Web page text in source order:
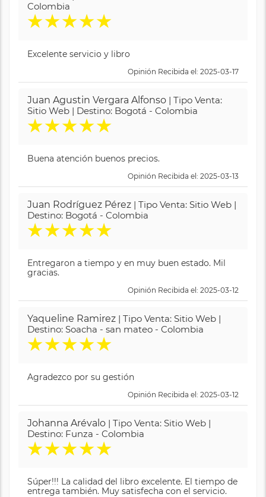
Colombia
★★★★★
Excelente servicio y libro
Opinión Recibida el: 2025-03-17
Juan Agustin Vergara Alfonso | Tipo Venta:
Sitio Web | Destino: Bogotá - Colombia
★★★★★
Buena atención buenos precios.
Opinión Recibida el: 2025-03-13
Juan Rodríguez Pérez | Tipo Venta: Sitio Web |
Destino: Bogotá - Colombia
★★★★★
Entregaron a tiempo y en muy buen estado. Mil
gracias.
Opinión Recibida el: 2025-03-12
Yaqueline Ramirez | Tipo Venta: Sitio Web |
Destino: Soacha - san mateo - Colombia
★★★★★
Agradezco por su gestión
Opinión Recibida el: 2025-03-12
Johanna Arévalo | Tipo Venta: Sitio Web |
Destino: Funza - Colombia
★★★★★
Súper!!! La calidad del libro excelente. El tiempo de
entrega también. Muy satisfecha con el servicio.